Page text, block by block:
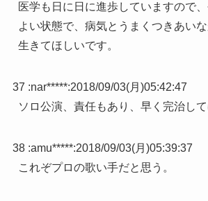
医学も日に日に進歩していますので
よい状態で、病気とうまくつきあい
生きてほしいです。
37 :nar*****:2018/09/03(月)05:42:47
ソロ公演、責任もあり、早く完治して
38 :amu*****:2018/09/03(月)05:39:37
これぞプロの歌い手だと思う。